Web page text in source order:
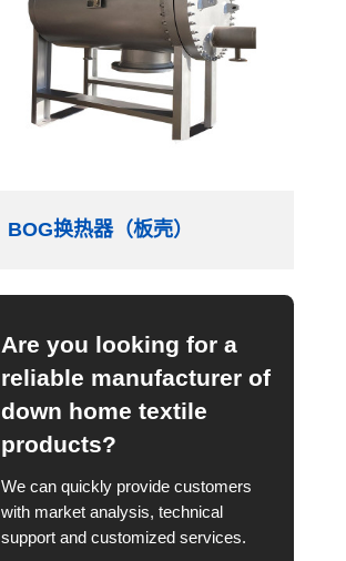
BOG换热器（板壳）
Are you looking for a
reliable manufacturer of
down home textile
products?
We can quickly provide customers
with market analysis, technical
support and customized services.